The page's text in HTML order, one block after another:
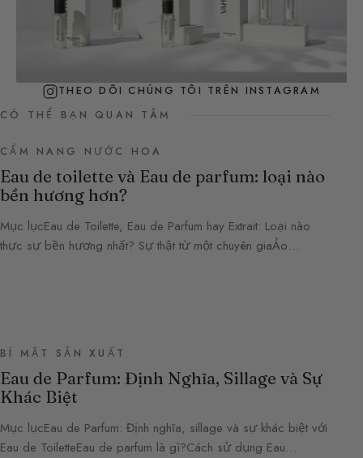
THEO DÕI CHÚNG TÔI TRÊN INSTAGRAM
CÓ THỂ BẠN QUAN TÂM
CẨM NANG NƯỚC HOA
Eau de toilette và Eau de parfum: loại nào
bền hương hơn?
Mục lụcEau de Toilette, Eau de Parfum hay Extrait: Loại nào
thực sự bền hương nhất? Sự thật từ một chuyên giaẢo…
BÍ MẬT SẢN XUẤT
Eau de Parfum: Định Nghĩa, Sillage và Sự
Khác Biệt
Mục lụcEau de Parfum: Định nghĩa, sillage và sự khác biệt với
Eau de ToiletteEau de parfum là gì?Cách sử dụng Eau…